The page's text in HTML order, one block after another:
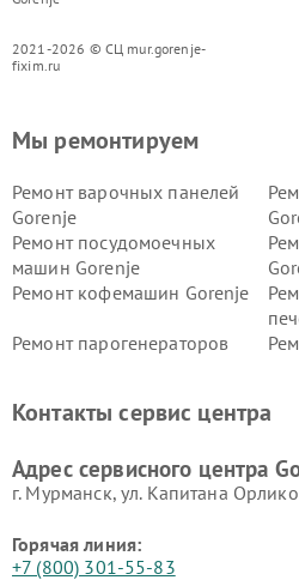
2021-2026 © СЦ mur.gorenje-
fixim.ru
Мы ремонтируем
Ремонт варочных панелей
Gorenje
Ремонт посудомоечных
машин Gorenje
Ремонт кофемашин Gorenje
Ремонт парогенераторов
Контакты сервис центра
Адрес сервисного центра
г. Мурманск, ул. Капитана
Горячая линия:
+7 (800) 301-55-83